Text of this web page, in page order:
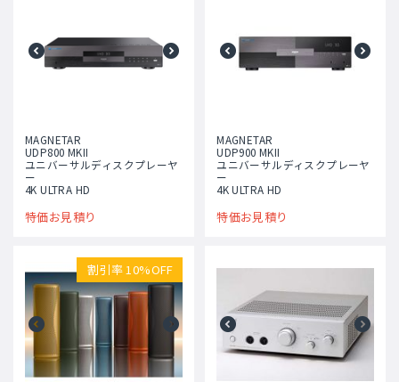
MAGNETAR
UDP800 MKII
ユニバーサルディスクプレーヤ
ー
4K ULTRA HD
特価お見積り
MAGNETAR
UDP900 MKII
ユニバーサルディスクプレーヤ
ー
4K ULTRA HD
特価お見積り
割引率 10%OFF